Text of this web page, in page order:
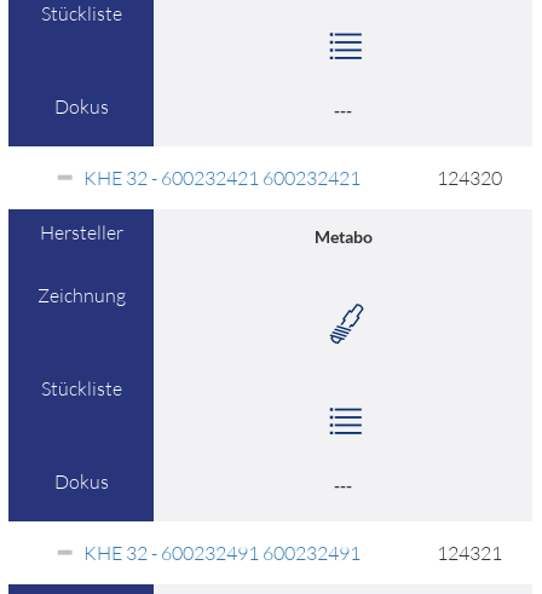
Stückliste
Dokus ---
KHE 32 - 600232421 600232421 124320
Hersteller Metabo
Zeichnung
Stückliste
Dokus ---
KHE 32 - 600232491 600232491 124321